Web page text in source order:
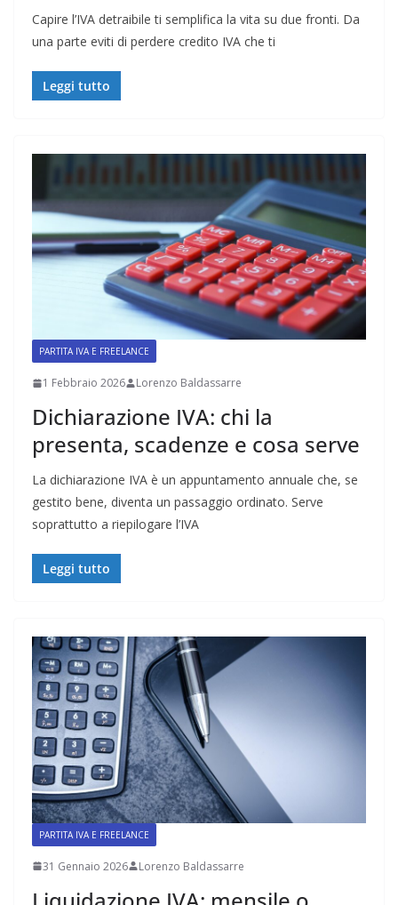
Capire l’IVA detraibile ti semplifica la vita su due fronti. Da
una parte eviti di perdere credito IVA che ti
Leggi tutto
PARTITA IVA E FREELANCE
1 Febbraio 2026 Lorenzo Baldassarre
Dichiarazione IVA: chi la
presenta, scadenze e cosa serve
La dichiarazione IVA è un appuntamento annuale che, se
gestito bene, diventa un passaggio ordinato. Serve
soprattutto a riepilogare l’IVA
Leggi tutto
PARTITA IVA E FREELANCE
31 Gennaio 2026 Lorenzo Baldassarre